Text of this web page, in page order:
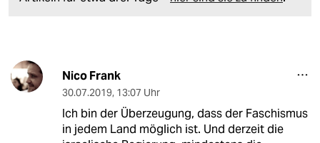
Nico Frank
30.07.2019, 13:07 Uhr
Ich bin der Überzeugung, dass der Faschismus
in jedem Land möglich ist. Und derzeit die